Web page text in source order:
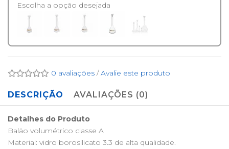
Escolha a opção desejada
0 avaliações /Avalie este produto
DESCRIÇÃO AVALIAÇÕES (0)
Detalhes do Produto
Balão volumétrico classe A
Material: vidro borosilicato 3.3 de alta qualidade.